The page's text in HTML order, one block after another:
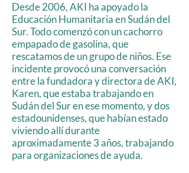
Desde 2006, AKI ha apoyado la
Educación Humanitaria en Sudán del
Sur. Todo comenzó con un cachorro
empapado de gasolina, que
rescatamos de un grupo de niños. Ese
incidente provocó una conversación
entre la fundadora y directora de AKI,
Karen, que estaba trabajando en
Sudán del Sur en ese momento, y dos
estadounidenses, que habían estado
viviendo allí durante
aproximadamente 3 años, trabajando
para organizaciones de ayuda.